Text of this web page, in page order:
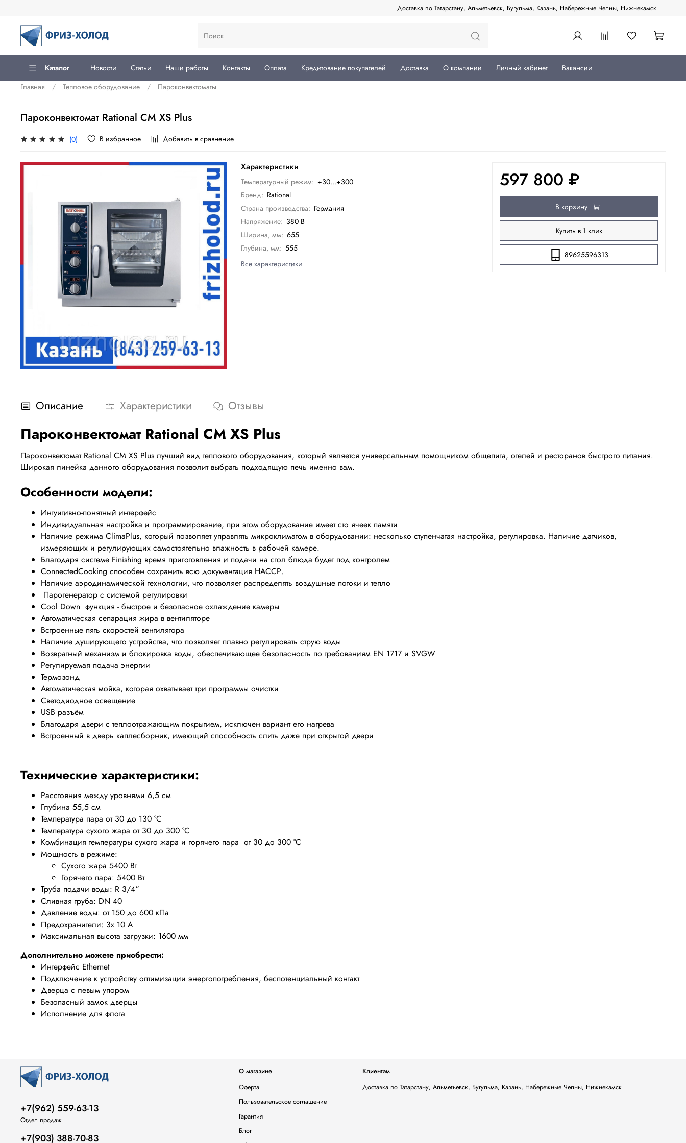
Доставка по Татарстану, Альметьевск, Бугульма, Казань, Набережные Челны, Нижнекамск
Каталог Новости Статьи Наши работы Контакты Оплата Кредитование покупателей Доставка О компании Личный кабинет
Вакансии
Главная
Тепловое оборудование Пароконвектоматы
Пароконвектомат Rational CM XS Plus
(0) В избранное Добавить в сравнение
Характеристики
Температурный режим: +30...+300
Бренд: Rational
Страна производства: Германия
Напряжение: 380 В
Ширина, мм: 655
Глубина, мм: 555
Все характеристики
597 800 ₽
В корзину
Купить в 1 клик
89625596313
Описание Характеристики Отзывы
Пароконвектомат Rational CM XS Plus
Пароконвектомат Rational CM XS Plus лучший вид теплового оборудования, который является универсальным помощником общепита, отелей и ресторанов быстрого питания.
Широкая линейка данного оборудования позволит выбрать подходящую печь именно вам.
Особенности модели:
Интуитивно-понятный интерфейс
Индивидуальная настройка и программирование, при этом оборудование имеет сто ячеек памяти
Наличие режима ClimaPlus, который позволяет управлять микроклиматом в оборудовании: несколько ступенчатая настройка, регулировка. Наличие датчиков,
измеряющих и регулирующих самостоятельно влажность в рабочей камере.
Благодаря системе Finishing время приготовления и подачи на стол блюда будет под контролем
ConnectedCooking способен сохранить всю документация НАССР.
Наличие аэродинамической технологии, что позволяет распределять воздушные потоки и тепло
Парогенератор с системой регулировки
Cool Down функция - быстрое и безопасное охлаждение камеры
Автоматическая сепарация жира в вентиляторе
Встроенные пять скоростей вентилятора
Наличие душирующего устройства, что позволяет плавно регулировать струю воды
Возвратный механизм и блокировка воды, обеспечивающее безопасность по требованиям EN 1717 и SVGW
Регулируемая подача энергии
Термозонд
Автоматическая мойка, которая охватывает три программы очистки
Светодиодное освещение
USB разъём
Благодаря двери с теплоотражающим покрытием, исключен вариант его нагрева
Встроенный в дверь каплесборник, имеющий способность слить даже при открытой двери
Технические характеристики:
Расстояния между уровнями 6,5 см
Глубина 55,5 см
Температура пара от 30 до 130 °C
Температура сухого жара от 30 до 300 °C
Комбинация температуры сухого жара и горячего пара от 30 до 300 °C
Мощность в режиме:
Сухого жара 5400 Вт
Горячего пара: 5400 Вт
Труба подачи воды: R 3/4“
Сливная труба: DN 40
Давление воды: от 150 до 600 кПa
Предохранители: 3x 10 A
Максимальная высота загрузки: 1600 мм
Дополнительно можете приобрести:
Интерфейс Ethernet
Подключение к устройству оптимизации энергопотребления, беспотенциальный контакт
Дверца с левым упором
Безопасный замок дверцы
Исполнение для флота
О магазине
Оферта
Пользовательское соглашение
Гарантия
Блог
Клиентам
Доставка по Татарстану, Альметьевск, Бугульма, Казань, Набережные Челны, Нижнекамск
+7(962) 559-63-13
Отдел продаж
+7(903) 388-70-83